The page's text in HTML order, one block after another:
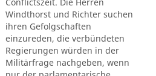
Windthorst und Richter suchen
ihren Gefolgschaften
einzureden, die verbündeten
Regierungen würden in der
Militärfrage nachgeben, wenn